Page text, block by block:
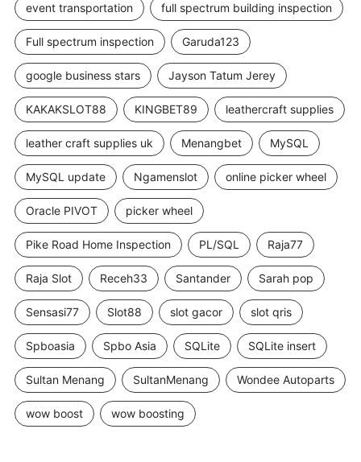
event transportation full spectrum building inspection
Full spectrum inspection Garuda123
google business stars Jayson Tatum Jerey
KAKAKSLOT88 KINGBET89 leathercraft supplies
leather craft supplies uk Menangbet MySQL
MySQL update Ngamenslot online picker wheel
Oracle PIVOT picker wheel
Pike Road Home Inspection PL/SQL Raja77
Raja Slot Receh33 Santander Sarah pop
Sensasi77 Slot88 slot gacor slot qris
Spboasia Spbo Asia SQLite SQLite insert
Sultan Menang SultanMenang Wondee Autoparts
wow boost wow boosting